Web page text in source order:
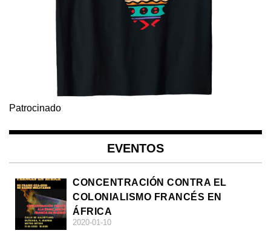
Patrocinado
EVENTOS
CONCENTRACIÓN CONTRA EL
COLONIALISMO FRANCÉS EN
ÁFRICA
2020-01-10